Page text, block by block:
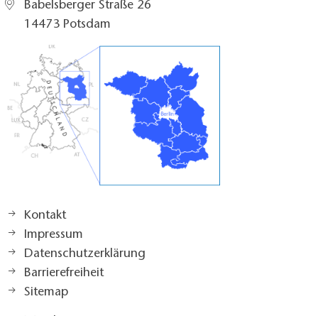
Babelsberger Straße 26
14473 Potsdam
Kontakt
Impressum
Datenschutzerklärung
Barrierefreiheit
Sitemap